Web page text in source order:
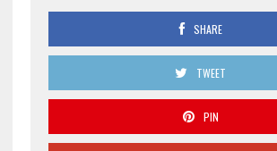
SHARE
TWEET
PIN